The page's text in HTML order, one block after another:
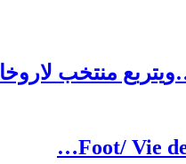
Foot/ Vie